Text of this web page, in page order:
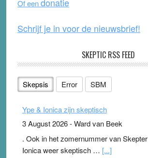
k
Of een
Schrijf je in voor de nieuwsbrief!
SKEPTIC RSS FEED
Skepsis Error SBM
Ype & Ionica zijn skeptisch
3 August 2026-Ward van Beek
. Ook in het zomernummer van
Ionica weer skeptisch … [...]